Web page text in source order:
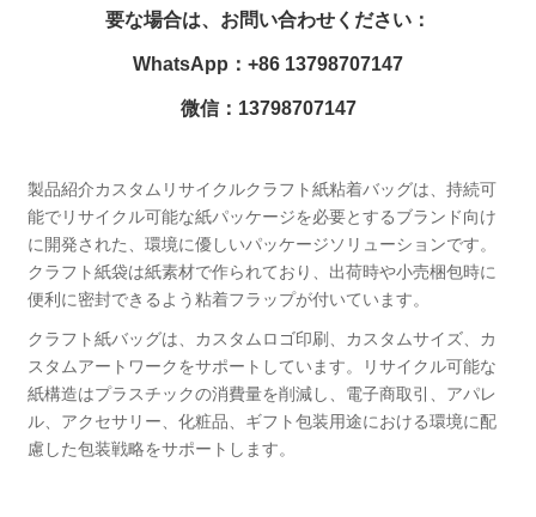
要な場合は、お問い合わせください：
WhatsApp：+86 13798707147
微信：13798707147
製品紹介カスタムリサイクルクラフト紙粘着バッグは、持続可
能でリサイクル可能な紙パッケージを必要とするブランド向け
に開発された、環境に優しいパッケージソリューションです。
クラフト紙袋は紙素材で作られており、出荷時や小売梱包時に
便利に密封できるよう粘着フラップが付いています。
クラフト紙バッグは、カスタムロゴ印刷、カスタムサイズ、カ
スタムアートワークをサポートしています。リサイクル可能な
紙構造はプラスチックの消費量を削減し、電子商取引、アパレ
ル、アクセサリー、化粧品、ギフト包装用途における環境に配
慮した包装戦略をサポートします。